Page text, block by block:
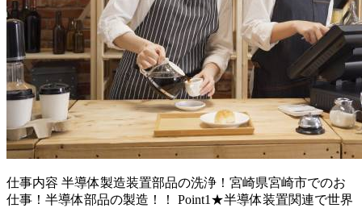
仕事内容 半導体製造装置部品の洗浄！宮崎県宮崎市でのお
仕事！半導体部品の製造！！ Point1★半導体装置関連で世界